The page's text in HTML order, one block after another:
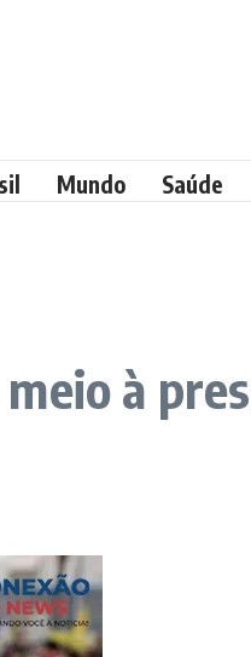
Mundo Saúde
à